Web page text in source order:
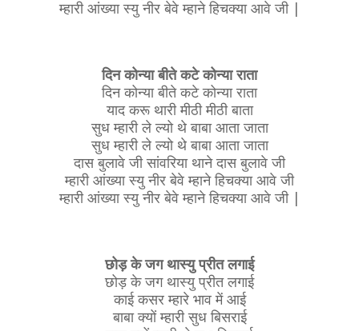
म्हारी आंख्या स्यु नीर बेवे म्हाने हिचक्या आवे जी |
दिन कोन्या बीते कटे कोन्या राता
दिन कोन्या बीते कटे कोन्या राता
याद करू थारी मीठी मीठी बाता
सुध म्हारी ले ल्यो थे बाबा आता जाता
सुध म्हारी ले ल्यो थे बाबा आता जाता
दास बुलावे जी सांवरिया थाने दास बुलावे जी
म्हारी आंख्या स्यु नीर बेवे म्हाने हिचक्या आवे जी
म्हारी आंख्या स्यु नीर बेवे म्हाने हिचक्या आवे जी |
छोड़ के जग थास्यु प्रीत लगाई
छोड़ के जग थास्यु प्रीत लगाई
काई कसर म्हारे भाव में आई
बाबा क्यों म्हारी सुध बिसराई